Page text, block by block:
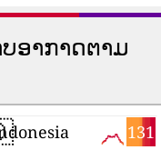
ອາກາດຕາມ
131